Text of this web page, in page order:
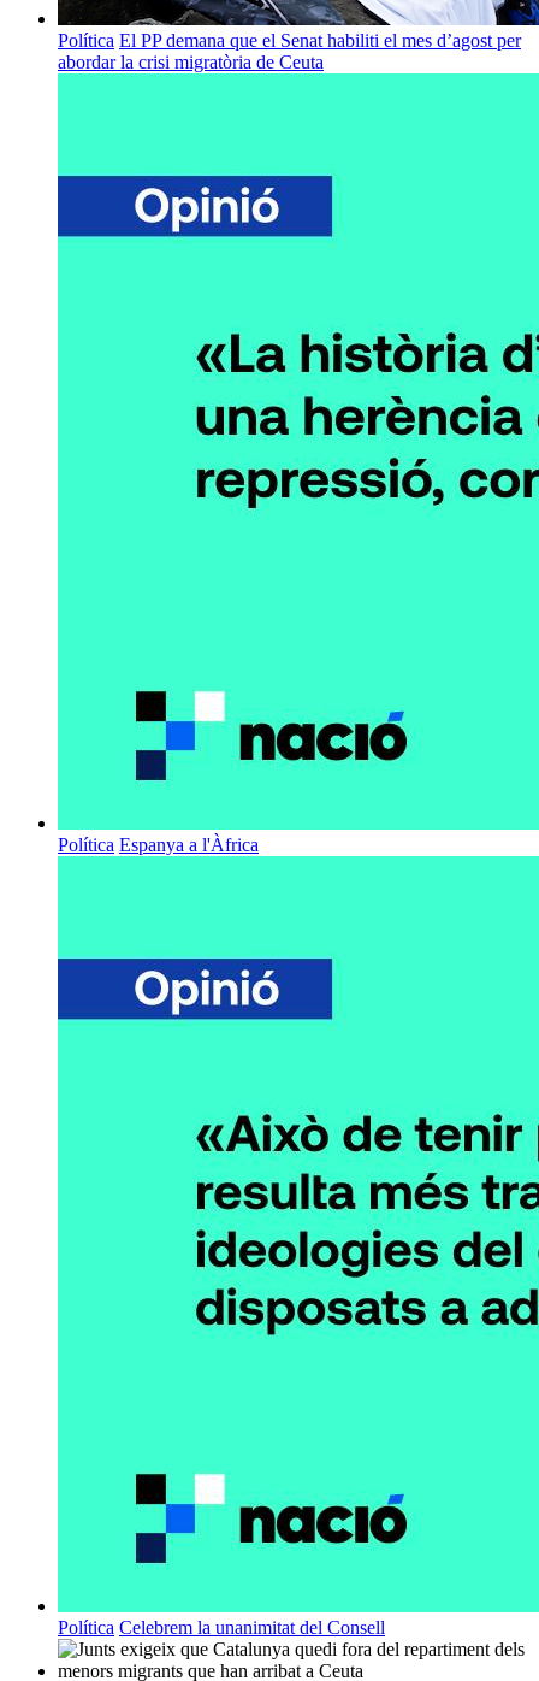
Política El PP demana que el Senat habiliti el mes d’agost per
abordar la crisi migratòria de Ceuta
Política Espanya a l'Àfrica
Política Celebrem la unanimitat del Consell